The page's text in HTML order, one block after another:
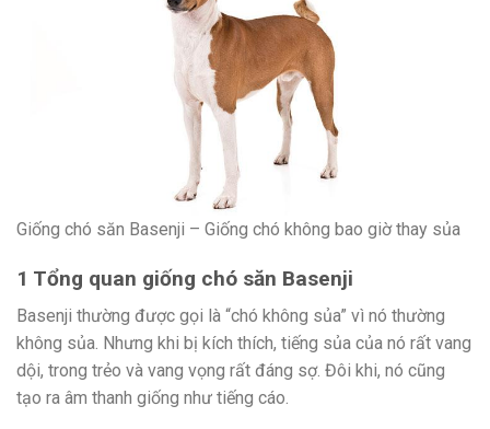
Giống chó săn Basenji – Giống chó không bao giờ thay sủa
1 Tổng quan giống chó săn Basenji
Basenji thường được gọi là “chó không sủa” vì nó thường
không sủa. Nhưng khi bị kích thích, tiếng sủa của nó rất vang
dội, trong trẻo và vang vọng rất đáng sợ. Đôi khi, nó cũng
tạo ra âm thanh giống như tiếng cáo.